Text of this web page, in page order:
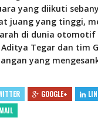
yang diikuti
juang yang tinggi,
di dunia otomotif
Tegar dan tim
yang
GOOGLE+
MAIL